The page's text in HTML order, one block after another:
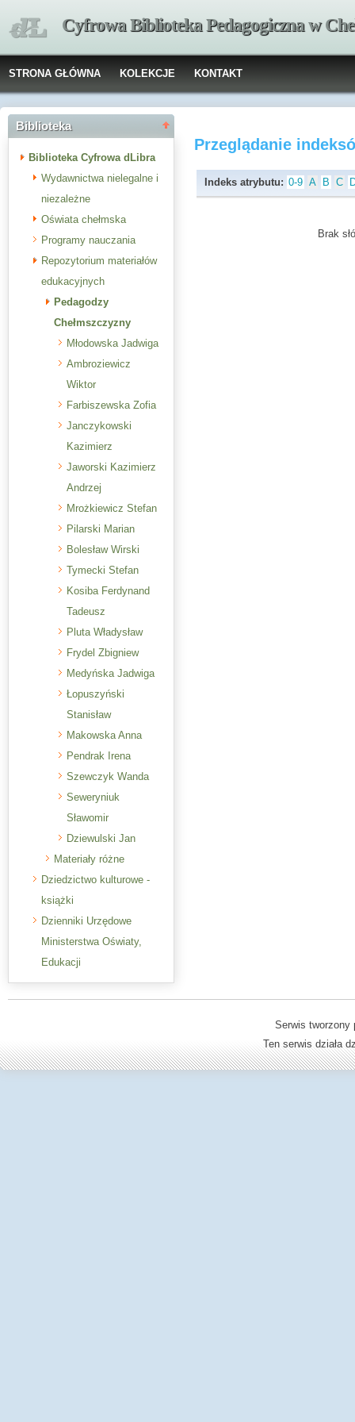
Cyfrowa Biblioteka Pedagogiczna w
STRONA GŁÓWNA KOLEKCJE KONTAKT
Biblioteka
Biblioteka Cyfrowa dLibra
Wydawnictwa nielegalne i
niezależne
Oświata chełmska
Programy nauczania
Repozytorium materiałów
edukacyjnych
Pedagodzy
Chełmszczyzny
Młodowska Jadwiga
Ambroziewicz
Wiktor
Farbiszewska Zofia
Janczykowski
Kazimierz
Jaworski Kazimierz
Andrzej
Mrożkiewicz Stefan
Pilarski Marian
Bolesław Wirski
Tymecki Stefan
Kosiba Ferdynand
Tadeusz
Pluta Władysław
Frydel Zbigniew
Medyńska Jadwiga
Łopuszyński
Stanisław
Makowska Anna
Pendrak Irena
Szewczyk Wanda
Seweryniuk
Sławomir
Dziewulski Jan
Materiały różne
Dziedzictwo kulturowe -
książki
Dzienniki Urzędowe
Ministerstwa Oświaty,
Edukacji
Przeglądanie
Indeks atrybutu: 0-9 A B C
Brak
Serwis
Ten serwis działa